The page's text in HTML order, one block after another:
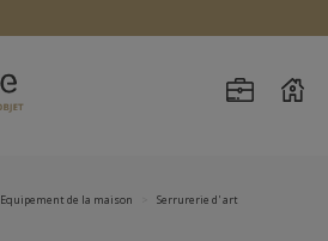
Equipement de la maison
Serrurerie d' art